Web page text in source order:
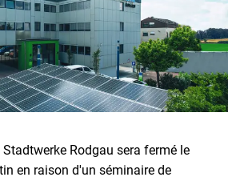
Rodgau sera fermé le
en raison d'un séminaire de